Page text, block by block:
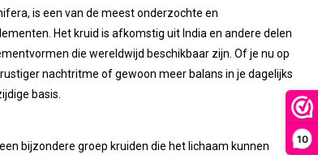
10
is een van de meest onderzochte en
Het kruid is afkomstig uit India en andere delen
die wereldwijd beschikbaar zijn. Of je nu op
nachtritme of gewoon meer balans in je dagelijks
basis.
bijzondere groep kruiden die het lichaam kunnen